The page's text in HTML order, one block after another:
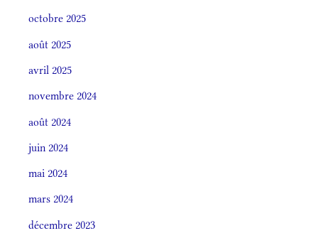
octobre 2025
août 2025
avril 2025
novembre 2024
août 2024
juin 2024
mai 2024
mars 2024
décembre 2023